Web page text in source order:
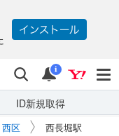
検索 通知
i
ID新規取得
西区 西長堀駅